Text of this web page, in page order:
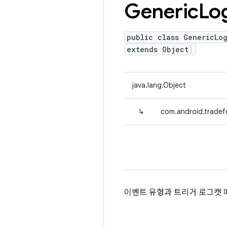
Generic
public class
extends Object
java.lang.Object
↳
이벤트 유형과 트리거 로그캣